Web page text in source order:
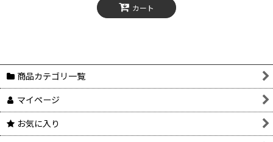
カート
商品カテゴリ一覧
マイページ
お気に入り